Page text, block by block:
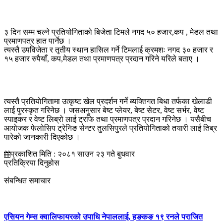
३ दिन सम्म चल्ने प्रतियोगिताको बिजेता टिमले नगद ५० हजार,कप , मेडल तथा
प्रमाणपत्र हात पार्नेछ ।
त्यस्तै उपविजेता र तृतीय स्थान हासिल गर्ने टिमलाई क्रमशः नगद ३० हजार र
१५ हजार रुपैयाँ, कप,मेडल तथा प्रमाणपत्र प्रदान गरिने यरिले बताए ।
त्यस्तै प्रतियाेगितामा उत्कृष्ट खेल प्रदर्शन गर्ने ब्यक्तिगत बिधा तर्फका खेलाडी
लाई पुरस्कृत गरिनेछ । जसअनुसार बेष्ट प्लेयर, बेष्ट सेटर, वेष्ट सर्भर, वेष्ट
स्पाइकर र वेष्ट लिब्रो लाई ट्रफि तथा प्रमाणपत्र प्रदान गरिनेछ । यसैबीच
आयोजक फेलोसिप ट्रेनिङ सेन्टर तुलसिपुरले प्रतियोगिताको तयारी लाई तिब्र
पारेको जानकारी दिएकोछ ।
प्रकाशित मिति : २०८१ साउन २३ गते बुधवार
प्रतिक्रिया दिनुहोस
संबन्धित समाचार
एसियन गेम्स क्वालिफायरको उपाधि नेपाललाई, हङकङ १९ रनले पराजित